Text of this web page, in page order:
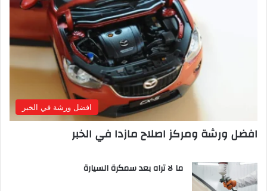
افضل ورشة في الخبر
افضل ورشة ومركز اصلاح مازدا في الخبر
ما لا تراه بعد سمكرة السيارة